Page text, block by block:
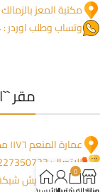
مكتبة المعز بالزمالك لشراء
وتساب وطلب اوردر : 01274755844
مقر
عمارة المنعم ١١٧٦ مدخل خاص من جنب العمارة ، خلف صيدلية بلسم
للاتصال: 0227350723
وتساب (مفيش شبكة) :
0